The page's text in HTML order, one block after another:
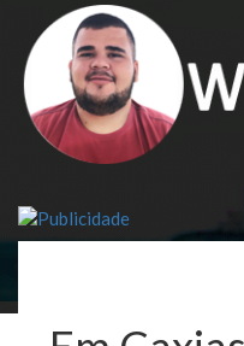
content